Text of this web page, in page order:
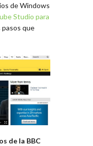
de Windows
Studio para
pasos que
de la BBC